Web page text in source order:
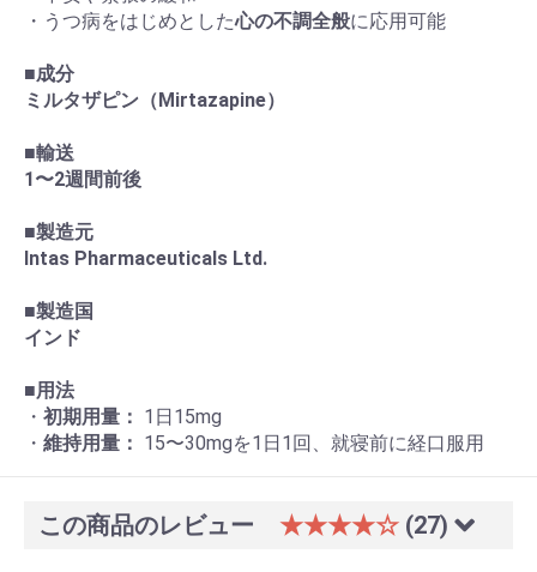
・うつ病をはじめとした心の不調全般に応用可能
■成分
ミルタザピン（Mirtazapine）
■輸送
1〜2週間前後
■製造元
Intas Pharmaceuticals Ltd.
■製造国
インド
■用法
・ 初期用量： 1日15mg
・ 維持用量： 15〜30mgを1日1回、就寝前に経口服用
この商品のレビュー ★★★★☆ (27)